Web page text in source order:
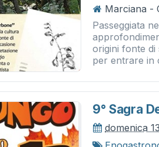
Marciana -
Passeggiata
origini fonte di
per entrare in
9° Sagra
domenica